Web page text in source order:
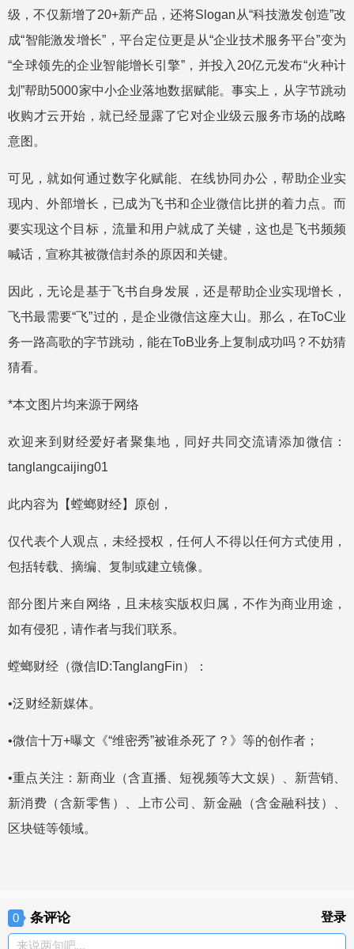
级，不仅新增了20+新产品，还将Slogan从“科技激发创造”改
成“智能激发增长”，平台定位更是从“企业技术服务平台”变为
“全球领先的企业智能增长引擎”，并投入20亿元发布“火种计
划”帮助5000家中小企业落地数据赋能。事实上，从字节跳动
收购才云开始，就已经显露了它对企业级云服务市场的战略
意图。
可见，就如何通过数字化赋能、在线协同办公，帮助企业实
现内、外部增长，已成为飞书和企业微信比拼的着力点。而
要实现这个目标，流量和用户就成了关键，这也是飞书频频
喊话，宣称其被微信封杀的原因和关键。
因此，无论是基于飞书自身发展，还是帮助企业实现增长，
飞书最需要“飞”过的，是企业微信这座大山。那么，在ToC业
务一路高歌的字节跳动，能在ToB业务上复制成功吗？不妨猜
猜看。
*本文图片均来源于网络
欢迎来到财经爱好者聚集地，同好共同交流请添加微信：
tanglangcaijing01
此内容为【螳螂财经】原创，
仅代表个人观点，未经授权，任何人不得以任何方式使用，
包括转载、摘编、复制或建立镜像。
部分图片来自网络，且未核实版权归属，不作为商业用途，
如有侵犯，请作者与我们联系。
螳螂财经（微信ID:TanglangFin）：
•泛财经新媒体。
•微信十万+曝文《“维密秀”被谁杀死了？》等的创作者；
•重点关注：新商业（含直播、短视频等大文娱）、新营销、
新消费（含新零售）、上市公司、新金融（含金融科技）、
区块链等领域。
0 条评论 登录
来说两句吧...